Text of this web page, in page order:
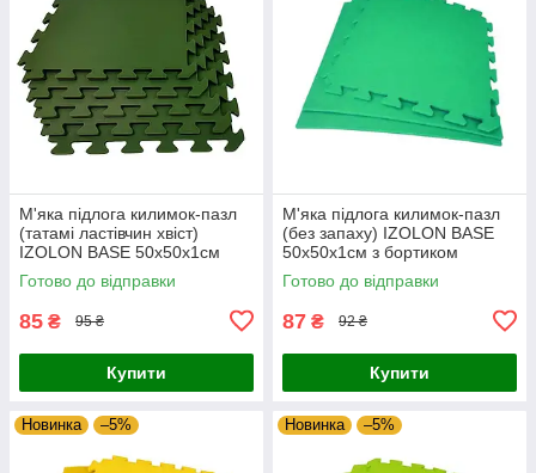
М'яка підлога килимок-пазл
(татамі ластівчин хвіст)
IZOLON BASE 50х50х1см
Олив
Готово до відправки
85 ₴ 95 ₴
Купити
М'яка підлога килимок-пазл
(без запаху) IZOLON BASE
50х50х1см з бортиком
Зелений (без тиснення)
Готово до відправки
87 ₴ 92 ₴
Купити
Новинка –5% Новинка –5%